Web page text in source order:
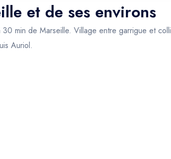
et de ses environs
min de Marseille. Village entre garrigue et
Auriol.